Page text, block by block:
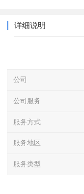
详细说明
公司
公司服务
服务方式
服务地区
服务类型